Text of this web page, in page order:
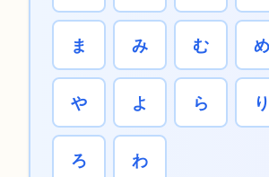
ま み む め
や よ ら り
ろ わ